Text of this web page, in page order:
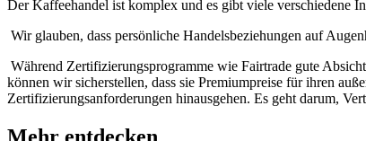
Der Kaffeehandel ist komplex und es gibt viele verschiedene
Wir glauben, dass persönliche Handelsbeziehungen auf
Während Zertifizierungsprogramme wie Fairtrade gute
können wir sicherstellen, dass sie Premiumpreise für ihren
Zertifizierungsanforderungen hinausgehen. Es geht darum,
Mehr entdecken